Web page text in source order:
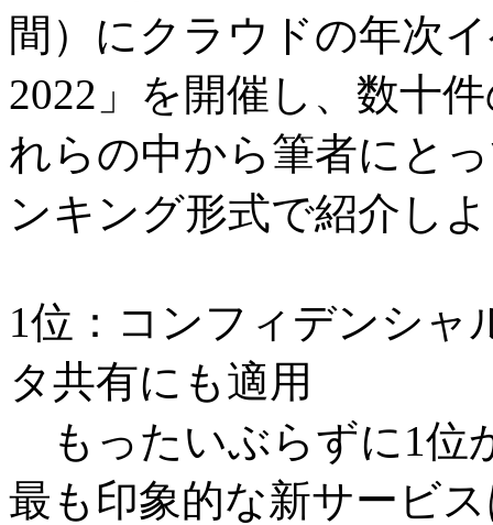
間）にクラウドの年次
2022」を開催し、数十
れらの中から筆者にと
ンキング形式で紹介し
1位：コンフィデンシャ
タ共有にも適用
もったいぶらずに1位
最も印象的な新サービ